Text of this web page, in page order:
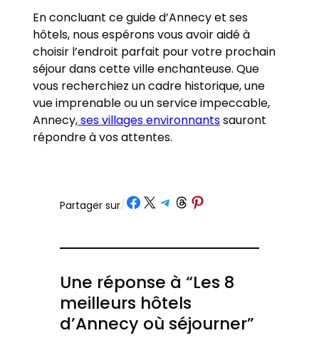
En concluant ce guide d’Annecy et ses
hôtels, nous espérons vous avoir aidé à
choisir l’endroit parfait pour votre prochain
séjour dans cette ville enchanteuse. Que
vous recherchiez un cadre historique, une
vue imprenable ou un service impeccable,
Annecy,ses villages environnantssauront
répondre à vos attentes.
Partager sur/ Partager sur Facebook
Partager sur X Partager sur Telegram
Partager sur Threads
Partager sur Pinterest
Une réponse à “Les 8
meilleurs hôtels
d’Annecy où séjourner”